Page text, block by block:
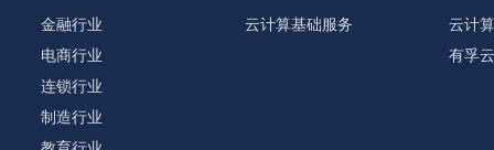
金融行业
电商行业
连锁行业
制造行业
云计算基础服务
云计
有孚云